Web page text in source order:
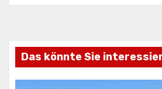
Das könnte Sie